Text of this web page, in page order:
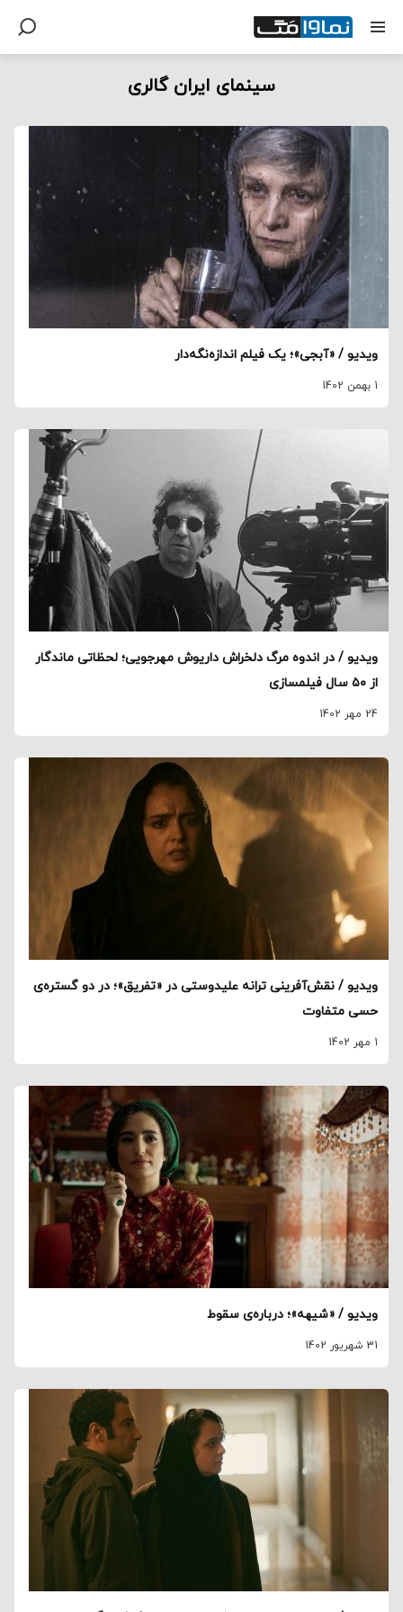
سینمای ایران گالری
ویدیو / «آبجی»؛ یک فیلم اندازه‌نگه‌دار
1 بهمن 1402
ویدیو / در اندوه مرگ دلخراش داریوش مهرجویی؛ لحظاتی ماندگار
از ۵۰ سال فیلمسازی
24 مهر 1402
ویدیو / نقش‌آفرینی ترانه علیدوستی در «تفریق»؛ در دو گستره‌ی
حسی متفاوت
1 مهر 1402
ویدیو / «شیهه»؛ درباره‌ی سقوط
31 شهریور 1402